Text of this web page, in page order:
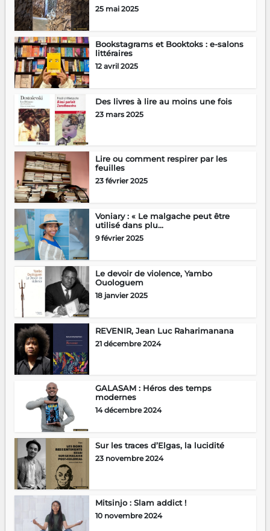
25 mai 2025
Bookstagrams et Booktoks : e-salons
littéraires
12 avril 2025
Des livres à lire au moins une fois
23 mars 2025
Lire ou comment respirer par les
feuilles
23 février 2025
Voniary : « Le malgache peut être
utilisé dans plu...
9 février 2025
Le devoir de violence, Yambo
Ouologuem
18 janvier 2025
REVENIR, Jean Luc Raharimanana
21 décembre 2024
GALASAM : Héros des temps
modernes
14 décembre 2024
Sur les traces d’Elgas, la lucidité
23 novembre 2024
Mitsinjo : Slam addict !
10 novembre 2024